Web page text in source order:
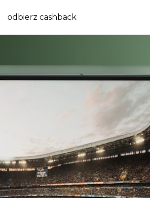
odbierz cashback